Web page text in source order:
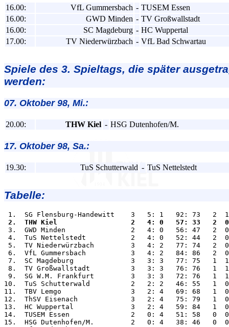
16.00: VfL Gummersbach - TUSEM Essen
16.00:
GWD Minden - TV Großwallstadt
16.00:
SC Magdeburg - HC Wuppertal
17.00:
TV Niederwürzbach - VfL Bad Schwartau
Spiele des 3. Spieltags, die später
werden:
07. Oktober 98, Mi.:
20.00: THW Kiel - HSG Dutenhofen/M.
17. Oktober 98, Sa.:
19.30: TuS Schutterwald - TuS Nettelstedt
Tabelle:
2.  THW Kiel                  2   4: 0   57: 33   2
3.  GWD Minden                2   4: 0   56: 47   2
4.  TuS Nettelstedt           2   4: 0   52: 44   2
5.  TV Niederwürzbach         3   4: 2   77: 74   2
6.  VfL Gummersbach           3   4: 2   84: 86   2
7.  SC Magdeburg              3   3: 3   77: 75   1
8.  TV Großwallstadt          3   3: 3   76: 76   1
9.  SG W.M. Frankfurt         3   3: 3   72: 76   1
10.  TuS Schutterwald          2   2: 2   46: 55   1
11.  TBV Lemgo                 3   2: 4   69: 68   1
12.  ThSV Eisenach             3   2: 4   75: 79   1
13.  HC Wuppertal              3   2: 4   59: 84   1
14.  TUSEM Essen               2   0: 4   51: 58   0
15.  HSG Dutenhofen/M.         2   0: 4   38: 46   0